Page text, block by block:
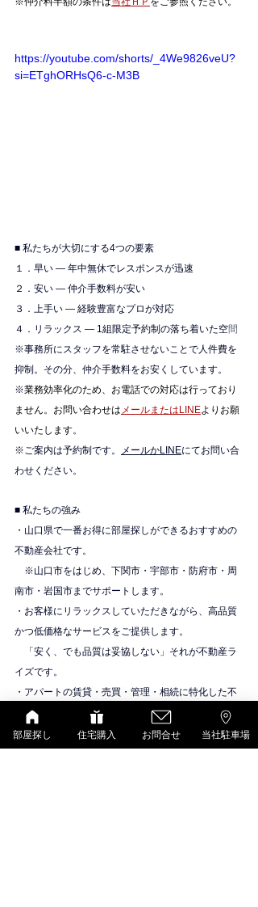
https://youtube.com/shorts/_4We9826veU?
si=ETghORHsQ6-c-M3B
■ 私たちが大切にする4つの要素
１．早い — 年中無休でレスポンスが迅速
２．安い — 仲介手数料が安い
３．上手い — 経験豊富なプロが対応
４．リラックス — 1組限定予約制の落ち着いた空間
※事務所にスタッフを常駐させないことで人件費を
抑制。その分、仲介手数料をお安くしています。
※業務効率化のため、お電話での対応は行っており
ません。お問い合わせは メールまたはLINEよりお願
いいたします。
※ご案内は予約制です。
メールかLINEにてお問い合
わせください。
■ 私たちの強み
・山口県で一番お得に部屋探しができるおすすめの
不動産会社です。
※山口市をはじめ、下関市・宇部市・防府市・周
南市・岩国市までサポートします。
・お客様にリラックスしていただきながら、高品質
かつ低価格なサービスをご提供します。
「安く、でも品質は妥協しない」それが不動産ラ
イズです。
・アパートの賃貸・売買・管理・相続に特化した不
動産会社です。
物件紹介
D-room（大和ハウス）
部屋探し 住宅購入 お問合せ 当社駐車場